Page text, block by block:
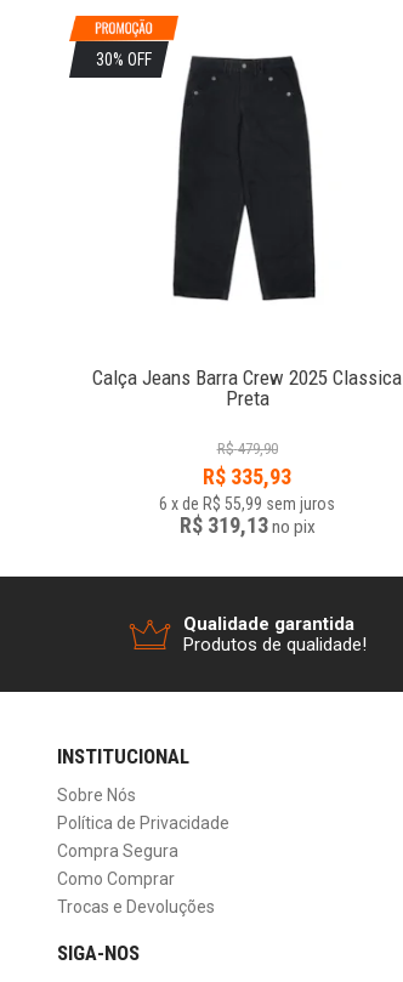
30% OFF
Calça Jeans Barra Crew 2025 Classica
Preta
R$ 479,90
R$ 335,93
6 xde R$ 55,99 sem juros
R$ 319,13no pix
Qualidade garantida
Produtos de qualidade!
INSTITUCIONAL
Sobre Nós
Política de Privacidade
Compra Segura
Como Comprar
Trocas e Devoluções
SIGA-NOS